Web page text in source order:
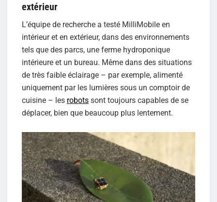
extérieur
L’équipe de recherche a testé MilliMobile en
intérieur et en extérieur, dans des environnements
tels que des parcs, une ferme hydroponique
intérieure et un bureau. Même dans des situations
de très faible éclairage – par exemple, alimenté
uniquement par les lumières sous un comptoir de
cuisine – les robots sont toujours capables de se
déplacer, bien que beaucoup plus lentement.